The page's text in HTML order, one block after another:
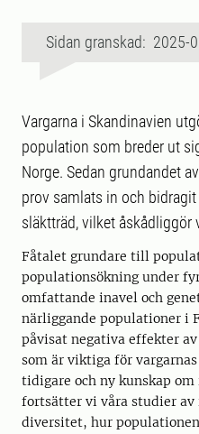
Sidan granskad: 2025-
Vargarna i Skandinavien
population som breder ut
Norge. Sedan grundandet
prov samlats in och
släktträd, vilket åskådliggör
Fåtalet grundare till
populationsökning under
omfattande inavel och
närliggande populationer i
påvisat negativa effekter
som är viktiga för
tidigare och ny kunskap
fortsätter vi våra studier
diversitet, hur